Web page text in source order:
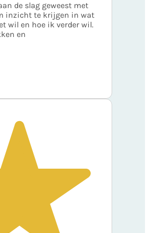
de slag geweest met
inzicht te krijgen in wat
wil en hoe ik verder wil.
en